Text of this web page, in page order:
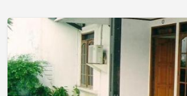
Rumah
Kost
Wanita